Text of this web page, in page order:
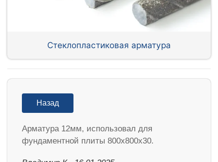
Стеклопластиковая арматура
Назад
Арматура 12мм, использовал для
фундаментной плиты 800х800х30.